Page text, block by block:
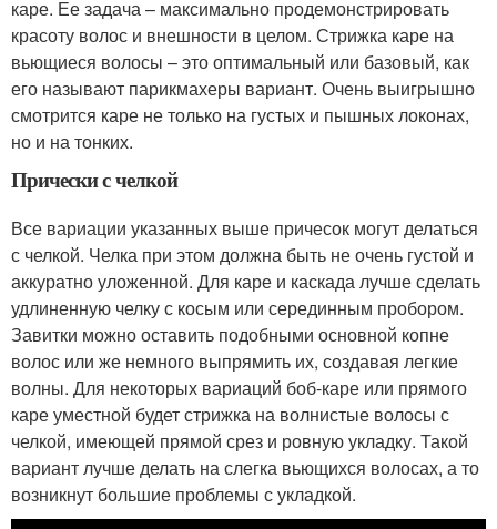
каре. Ее задача – максимально продемонстрировать
красоту волос и внешности в целом. Стрижка каре на
вьющиеся волосы – это оптимальный или базовый, как
его называют парикмахеры вариант. Очень выигрышно
смотрится каре не только на густых и пышных локонах,
но и на тонких.
Прически с челкой
Все вариации указанных выше причесок могут делаться
с челкой. Челка при этом должна быть не очень густой и
аккуратно уложенной. Для каре и каскада лучше сделать
удлиненную челку с косым или серединным пробором.
Завитки можно оставить подобными основной копне
волос или же немного выпрямить их, создавая легкие
волны. Для некоторых вариаций боб-каре или прямого
каре уместной будет стрижка на волнистые волосы с
челкой, имеющей прямой срез и ровную укладку. Такой
вариант лучше делать на слегка вьющихся волосах, а то
возникнут большие проблемы с укладкой.